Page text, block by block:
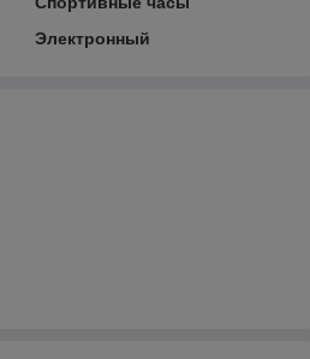
Электронный